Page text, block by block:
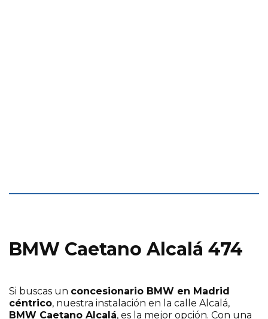
BMW Caetano Alcalá 474
Si buscas un concesionario BMW en Madrid
céntrico, nuestra instalación en la calle Alcalá,
BMW Caetano Alcalá, es la mejor opción. Con una